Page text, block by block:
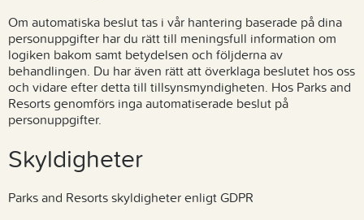
Om automatiska beslut tas i vår hantering baserade på dina
personuppgifter har du rätt till meningsfull information om
logiken bakom samt betydelsen och följderna av
behandlingen. Du har även rätt att överklaga beslutet hos oss
och vidare efter detta till tillsynsmyndigheten. Hos Parks and
Resorts genomförs inga automatiserade beslut på
personuppgifter.
Skyldigheter
Parks and Resorts skyldigheter enligt GDPR